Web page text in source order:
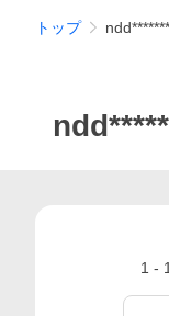
トップ
1 -